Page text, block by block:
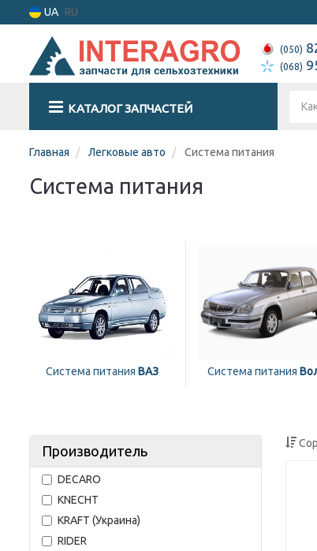
UA RU
(050)
(068)
КАТАЛОГ ЗАПЧАСТЕЙ
Главная Легковые авто Система питания
Система питания
Система питания ВАЗ Система питания
Производитель
DECARO
KNECHT
KRAFT (Украина)
RIDER